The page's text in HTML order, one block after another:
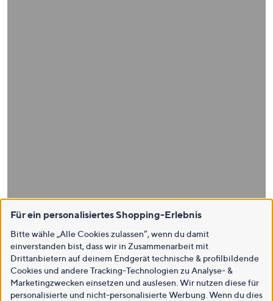
Für ein personalisiertes Shopping-Erlebnis
Bitte wähle „Alle Cookies zulassen“, wenn du damit
einverstanden bist, dass wir in Zusammenarbeit mit
Drittanbietern auf deinem Endgerät technische & profilbildende
Cookies und andere Tracking-Technologien zu Analyse- &
Marketingzwecken einsetzen und auslesen. Wir nutzen diese für
personalisierte und nicht-personalisierte Werbung. Wenn du dies